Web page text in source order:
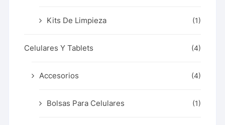
Kits De Limpieza (1)
Celulares Y Tablets (4)
Accesorios (4)
Bolsas Para Celulares (1)